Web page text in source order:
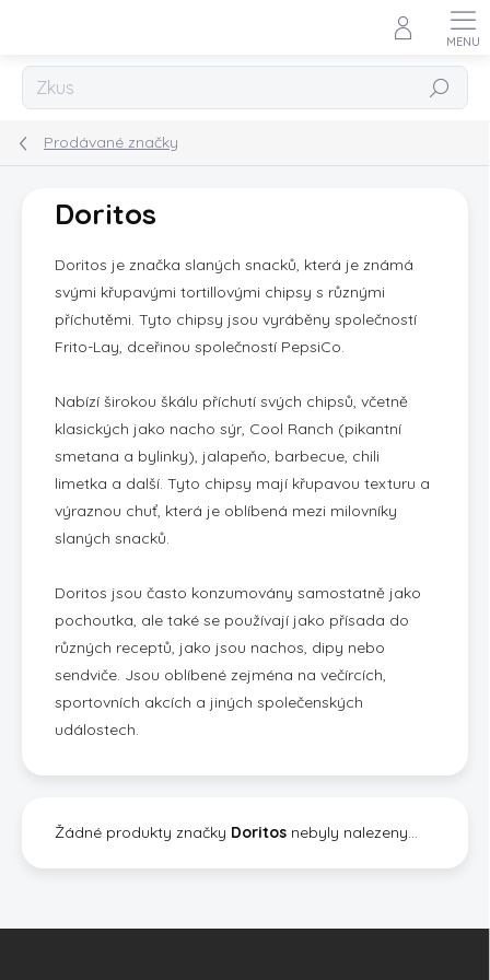
Hledat
Prodávané značky
Doritos
Doritos je značka slaných snacků, která je známá
svými křupavými tortillovými chipsy s různými
příchutěmi. Tyto chipsy jsou vyráběny společností
Frito-Lay, dceřinou společností PepsiCo.
Nabízí širokou škálu příchutí svých chipsů, včetně
klasických jako nacho sýr, Cool Ranch (pikantní
smetana a bylinky), jalapeňo, barbecue, chili
limetka a další. Tyto chipsy mají křupavou texturu a
výraznou chuť, která je oblíbená mezi milovníky
slaných snacků.
Doritos jsou často konzumovány samostatně jako
pochoutka, ale také se používají jako přísada do
různých receptů, jako jsou nachos, dipy nebo
sendviče. Jsou oblíbené zejména na večírcích,
sportovních akcích a jiných společenských
událostech.
Žádné produkty značky Doritos nebyly nalezeny...